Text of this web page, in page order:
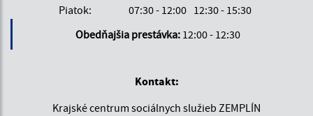
Piatok:
07:30 - 12:00 12:30 - 15:30
Obedňajšia prestávka: 12:00 - 12:30
Kontakt:
Krajské centrum sociálnych služieb ZEMPLÍN